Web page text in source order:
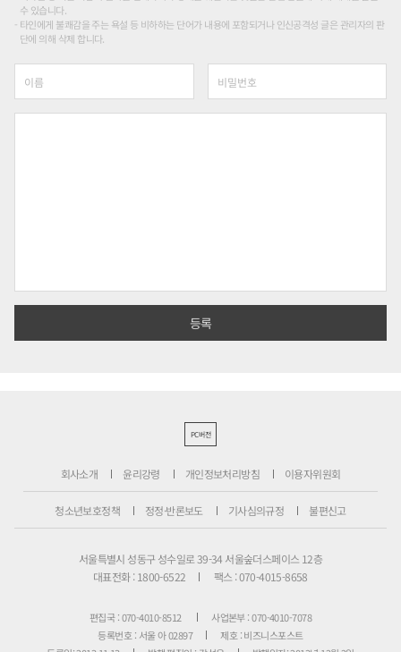
수 있습니다.
타인에게 불쾌감을 주는 욕설 등 비하하는 단어가 내용에 포함되거나 인신공격성 글은 관리자의 판
단에 의해 삭제 합니다.
PC버전
회사소개 윤리강령 개인정보처리방침 이용자위원회
청소년보호정책 정정·반론보도 기사심의규정 불편신고
서울특별시 성동구 성수일로 39-34 서울숲더스페이스 12층
대표전화 : 1800-6522
팩스 : 070-4015-8658
편집국 : 070-4010-8512
사업본부 : 070-4010-7078
등록번호 : 서울 아 02897
제호 : 비즈니스포스트